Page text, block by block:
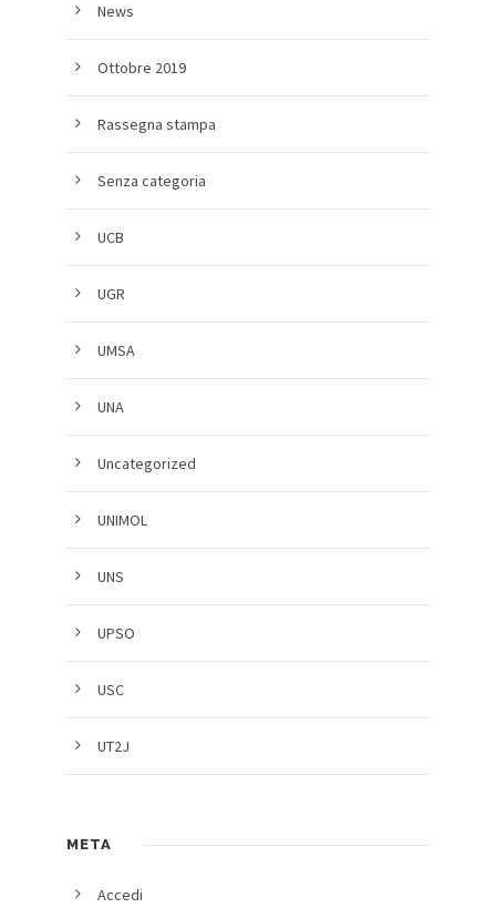
News
Ottobre 2019
Rassegna stampa
Senza categoria
UCB
UGR
UMSA
UNA
Uncategorized
UNIMOL
UNS
UPSO
USC
UT2J
META
Accedi